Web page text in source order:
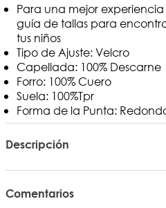
Para una mejor
guía de tallas para
tus niños
Tipo de Ajuste: Velcro
Capellada: 100% Descarne
Forro: 100% Cuero
Suela: 100%Tpr
Forma de la Punta:
Descripción
Comentarios